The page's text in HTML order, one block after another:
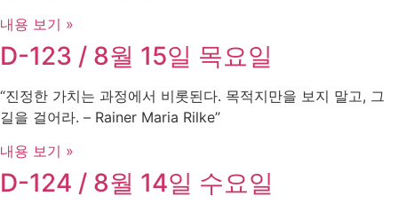
내용 보기 »
D-123 / 8월 15일 목요일
“진정한 가치는 과정에서 비롯된다. 목적지만을 보지 말고, 그
길을 걸어라. – Rainer Maria Rilke”
내용 보기 »
D-124 / 8월 14일 수요일